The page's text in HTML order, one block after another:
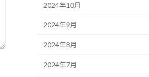
2024年10月
2024年9月
2024年8月
2024年7月